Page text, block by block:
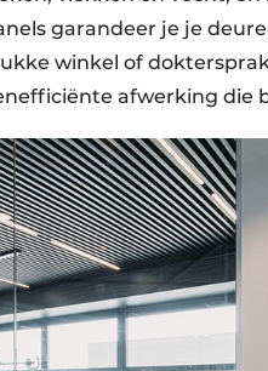
garandeer je je
winkel of
afwerking die